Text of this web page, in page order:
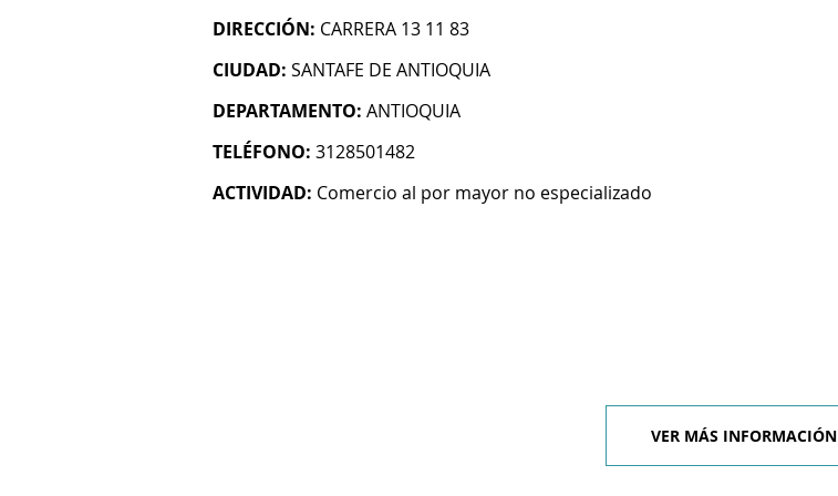
DIRECCIÓN: CARRERA 13 11 83
CIUDAD: SANTAFE DE ANTIOQUIA
DEPARTAMENTO: ANTIOQUIA
TELÉFONO: 3128501482
ACTIVIDAD: Comercio al por mayor no especializado
VER MÁS INFORMACIÓN